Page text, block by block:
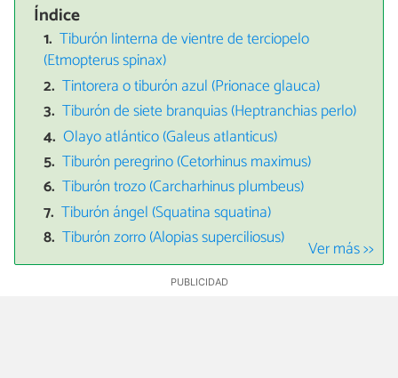
Índice
Tiburón linterna de vientre de terciopelo
(Etmopterus spinax)
Tintorera o tiburón azul (Prionace glauca)
Tiburón de siete branquias (Heptranchias perlo)
Olayo atlántico (Galeus atlanticus)
Tiburón peregrino (Cetorhinus maximus)
Tiburón trozo (Carcharhinus plumbeus)
Tiburón ángel (Squatina squatina)
Tiburón zorro (Alopias superciliosus)
Ver más >>